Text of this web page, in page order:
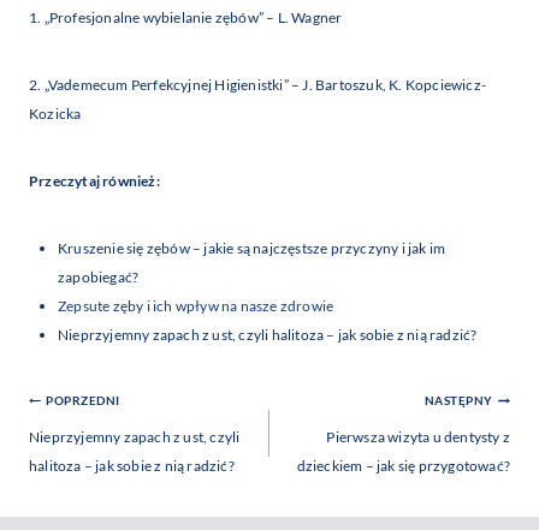
1. „Profesjonalne wybielanie zębów” – L. Wagner
2. „Vademecum Perfekcyjnej Higienistki” – J. Bartoszuk, K. Kopciewicz-
Kozicka
Przeczytaj również:
Kruszenie się zębów – jakie są najczęstsze przyczyny i jak im
zapobiegać?
Zepsute zęby i ich wpływ na nasze zdrowie
Nieprzyjemny zapach z ust, czyli halitoza – jak sobie z nią radzić?
Nawigacja
Wpisu
POPRZEDNI
Nieprzyjemny zapach z ust, czyli
halitoza – jak sobie z nią radzić?
NASTĘPNY
Pierwsza wizyta u dentysty z
dzieckiem – jak się przygotować?